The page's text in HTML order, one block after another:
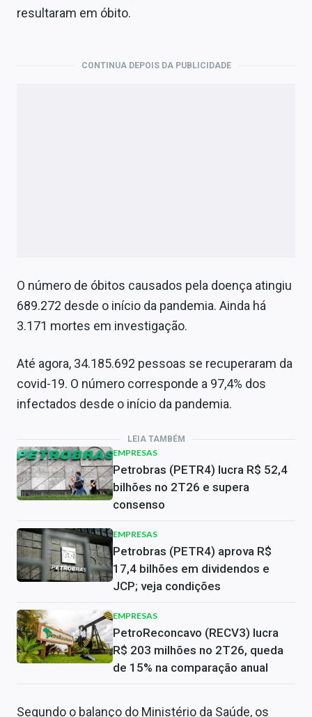
resultaram em óbito.
CONTINUA DEPOIS DA PUBLICIDADE
O número de óbitos causados pela doença atingiu
689.272 desde o início da pandemia. Ainda há
3.171 mortes em investigação.
Até agora, 34.185.692 pessoas se recuperaram da
covid-19. O número corresponde a 97,4% dos
infectados desde o início da pandemia.
LEIA TAMBÉM
EMPRESAS
Petrobras (PETR4) lucra R$ 52,4
bilhões no 2T26 e supera
consenso
EMPRESAS
Petrobras (PETR4) aprova R$
17,4 bilhões em dividendos e
JCP; veja condições
EMPRESAS
PetroReconcavo (RECV3) lucra
R$ 203 milhões no 2T26, queda
de 15% na comparação anual
Segundo o balanço do Ministério da Saúde, os